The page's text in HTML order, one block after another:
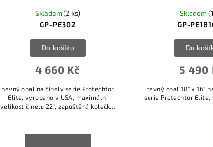
GP-PE302
Skladem(2 ks)
4 660 Kč
Do košíku
pevný obal na činely serie Protechtor
Elite, vyrobeno v USA, maximální
velikost činelu 22", zapuštěná kolečka,
GP-
Skladem
5 490
Do
pevný obal 18" x 16"
serie Protechtor Elite,